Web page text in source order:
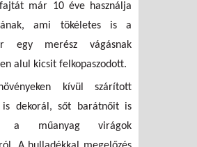
már 10 éve használja
ami tökéletes is a
egy merész vágásnak
alul kicsit felkopaszodott.
kívül szárított
is dekorál, sőt barátnőit is
a műanyag virágok